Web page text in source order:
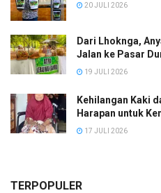
20 JULI 2026
Dari Lhoknga,
Jalan ke Pasar
19 JULI 2026
Kehilangan Kaki
Harapan untuk
17 JULI 2026
TERPOPULER